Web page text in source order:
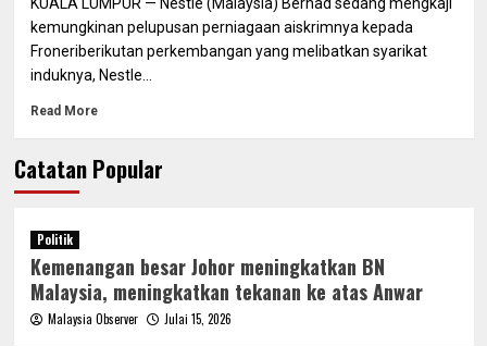
kemungkinan pelupusan perniagaan aiskrimnya kepada
Froneriberikutan perkembangan yang melibatkan syarikat
induknya, Nestle...
Read More
Catatan Popular
Politik
Kemenangan besar Johor meningkatkan BN
Malaysia, meningkatkan tekanan ke atas Anwar
Malaysia Observer Julai 15, 2026